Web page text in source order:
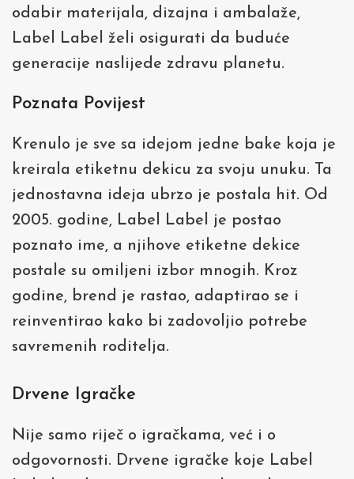
odabir materijala, dizajna i ambalaže,
Label Label želi osigurati da buduće
generacije naslijede zdravu planetu.
Poznata Povijest
Krenulo je sve sa idejom jedne bake koja je
kreirala etiketnu dekicu za svoju unuku. Ta
jednostavna ideja ubrzo je postala hit. Od
2005. godine, Label Label je postao
poznato ime, a njihove etiketne dekice
postale su omiljeni izbor mnogih. Kroz
godine, brend je rastao, adaptirao se i
reinventirao kako bi zadovoljio potrebe
savremenih roditelja.
Drvene Igračke
Nije samo riječ o igračkama, već i o
odgovornosti. Drvene igračke koje Label